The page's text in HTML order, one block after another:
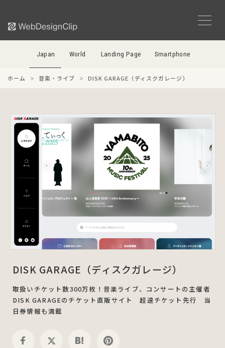
Japan World Landing Page Smartphone
ホーム 音楽・ライブ DISK GARAGE（ディスクガレージ）
DISK GARAGE（ディスクガレージ）
取扱いチケット数300万枚！音楽ライブ、コンサートの主催者
DISK GARAGEのチケット直販サイト 超速チケット先行 当
日券情報も満載